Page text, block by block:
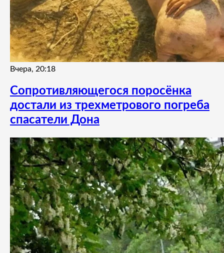
Вчера, 20:18
Сопротивляющегося поросёнка
достали из трехметрового погреба
спасатели Дона